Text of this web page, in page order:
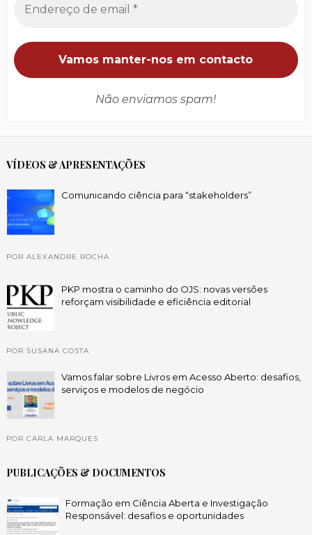
Não enviamos spam!
VÍDEOS & APRESENTAÇÕES
Comunicando ciência para “stakeholders”
POR ALEXANDRE ROCHA
PKP mostra o caminho do OJS: novas versões
reforçam visibilidade e eficiência editorial
POR SUSANA COSTA
Vamos falar sobre Livros em Acesso Aberto: desafios,
serviços e modelos de negócio
POR CARLA MARQUES
PUBLICAÇÕES & DOCUMENTOS
Formação em Ciência Aberta e Investigação
Responsável: desafios e oportunidades